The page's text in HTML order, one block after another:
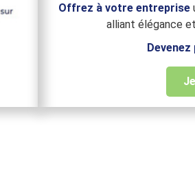
Offrez à votre entreprise
alliant élégance